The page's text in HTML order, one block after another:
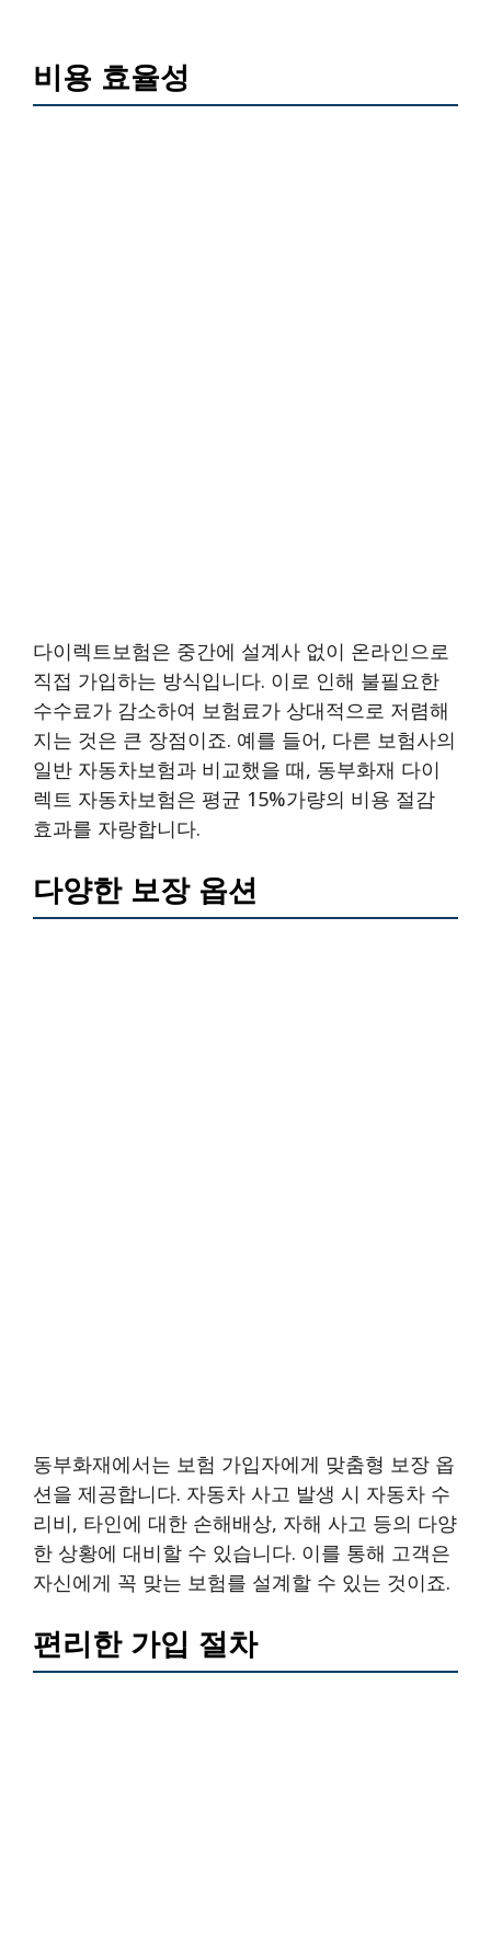
비용 효율성
다이렉트보험은 중간에 설계사 없이 온라인으로
직접 가입하는 방식입니다. 이로 인해 불필요한
수수료가 감소하여 보험료가 상대적으로 저렴해
지는 것은 큰 장점이죠. 예를 들어, 다른 보험사의
일반 자동차보험과 비교했을 때, 동부화재 다이
렉트 자동차보험은 평균 15%가량의 비용 절감
효과를 자랑합니다.
다양한 보장 옵션
동부화재에서는 보험 가입자에게 맞춤형 보장 옵
션을 제공합니다. 자동차 사고 발생 시 자동차 수
리비, 타인에 대한 손해배상, 자해 사고 등의 다양
한 상황에 대비할 수 있습니다. 이를 통해 고객은
자신에게 꼭 맞는 보험를 설계할 수 있는 것이죠.
편리한 가입 절차